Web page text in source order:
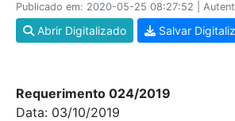
Publicado em: 2020-05-25 08:27:52 |
Abrir Digitalizado Salvar
Requerimento 024/2019
Data: 03/10/2019